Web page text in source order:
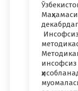
инсофсиз